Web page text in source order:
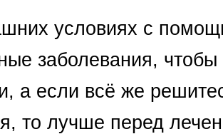
условиях с
заболевания,
а если всё же
то лучше перед